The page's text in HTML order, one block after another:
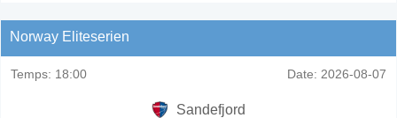
Norway Eliteserien
Temps: 18:00 Date: 2026-08-07
Sandefjord